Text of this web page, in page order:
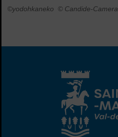
©yodohkaneko © Candide-Camera